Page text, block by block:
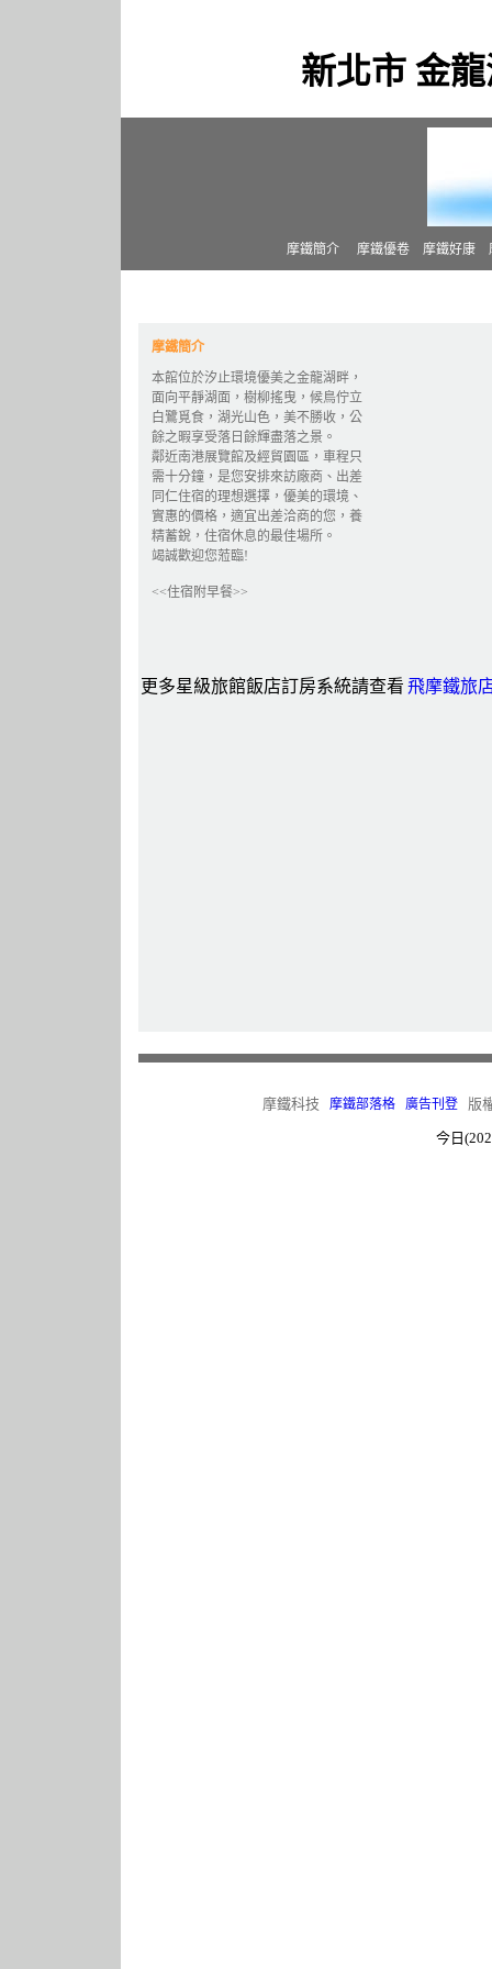
新北市 金
摩鐵簡介 摩鐵優卷 摩鐵好康
摩鐵簡介
本館位於汐止環境優美之金龍湖畔，
面向平靜湖面，樹柳搖曳，候鳥佇立
白鷺覓食，湖光山色，美不勝收，公
餘之暇享受落日餘輝盡落之景。
鄰近南港展覽館及經貿園區，車程只
需十分鐘，是您安排來訪廠商、出差
同仁住宿的理想選擇，優美的環境、
實惠的價格，適宜出差洽商的您，養
精蓄銳，住宿休息的最佳場所。
竭誠歡迎您蒞臨!
<<住宿附早餐>>
更多星級旅館飯店訂房系統請查看 飛摩鐵旅
摩鐵科技 摩鐵部落格 廣告刊登版權
今日